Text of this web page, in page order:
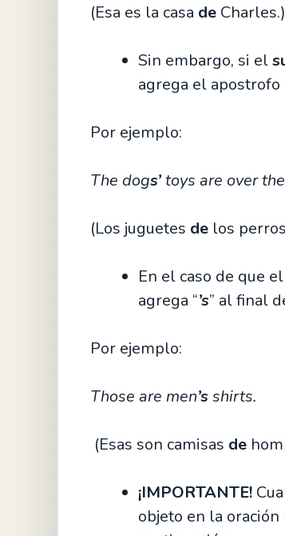
(Esa es la casa de Charles.)
Sin embargo, si el
agrega el apostrofo
Por ejemplo:
The dogs’toys are over
(Los juguetes de los
En el caso de que el
agrega “’s” al final
Por ejemplo:
Those are men’s shirts.
(Esas son camisas de
¡IMPORTANTE!
objeto en la